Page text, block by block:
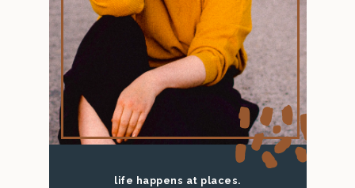
life happens at places.